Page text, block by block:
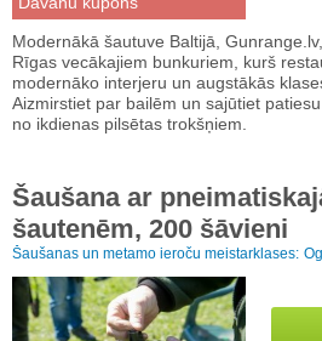
Modernākā šautuve Baltijā,
Rīgas vecākajiem bunkuriem, kurš
modernāko interjeru un augstākās
Aizmirstiet par bailēm un sajūtiet
no ikdienas pilsētas trokšņiem.
Šaušana ar
šautenēm, 200 šāvieni
Šaušanas un metamo ieroču meistarklases: